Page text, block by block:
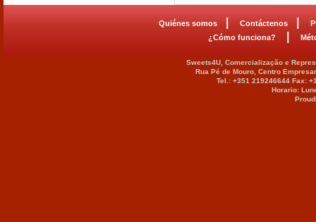
Quiénes somos Contáctenos
¿Cómo funciona?
Sweets4U, Comercialização e
Rua Pé de Mouro, Centro
Tel.: +351 219246644 Fax:
Horario: